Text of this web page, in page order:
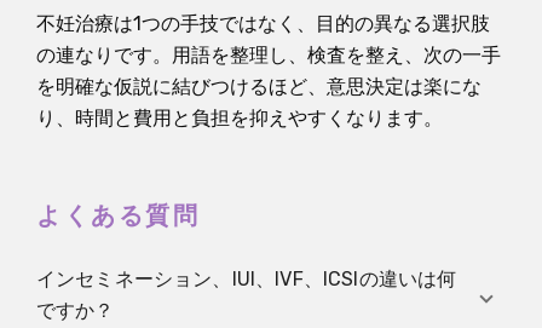
不妊治療は1つの手技ではなく、目的の異なる選択肢
の連なりです。用語を整理し、検査を整え、次の一手
を明確な仮説に結びつけるほど、意思決定は楽にな
り、時間と費用と負担を抑えやすくなります。
よくある質問
インセミネーション、IUI、IVF、ICSIの違いは何
ですか？